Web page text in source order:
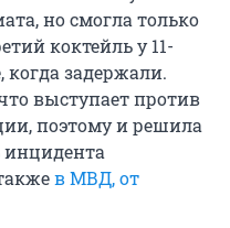
но смогла только
коктейль у 11-
задержали.
выступает против
поэтому и решила
инцидента
в МВД, от